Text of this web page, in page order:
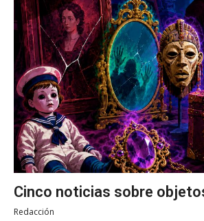
Cinco noticias sobre
Redacción